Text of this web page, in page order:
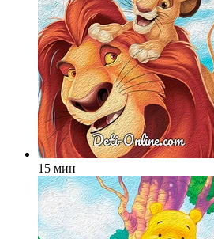
15 мин